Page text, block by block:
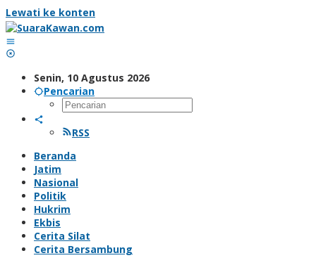
Lewati ke konten
Senin, 10 Agustus 2026
Pencarian
RSS
Beranda
Jatim
Nasional
Politik
Hukrim
Ekbis
Cerita Silat
Cerita Bersambung